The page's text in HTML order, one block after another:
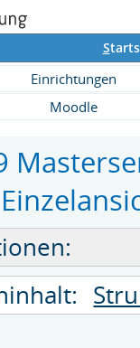
S
Einrichtungen
Moodle